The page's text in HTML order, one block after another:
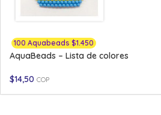
100 Aquabeads $1.450
AquaBeads – Lista de colores
$14,50 COP